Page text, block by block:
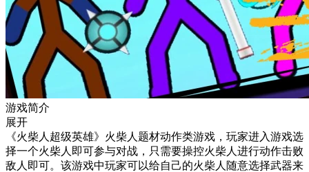
游戏简介
展开
《火柴人超级英雄》火柴人题材动作类游戏，玩家进入游戏选
择一个火柴人即可参与对战，只需要操控火柴人进行动作击败
敌人即可。该游戏中玩家可以给自己的火柴人随意选择武器来